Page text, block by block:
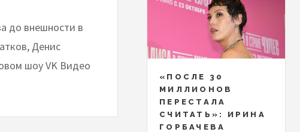
до внешности в
Денис
шоу VK Видео
«ПОСЛЕ 30
МИЛЛИОНОВ
ПЕРЕСТАЛА
СЧИТАТЬ»: ИРИНА
ГОРБАЧЕВА